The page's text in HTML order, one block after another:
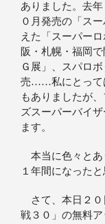
ありました。去
０月発売の「ス
えた「スーパー
阪・札幌・福岡
Ｇ展」、スパロ
売……私にとって
もありましたが
ズスーパーバイ
ます。
本当に色々とあ
１年間になったと
さて、本日２０
戦３０」の無料